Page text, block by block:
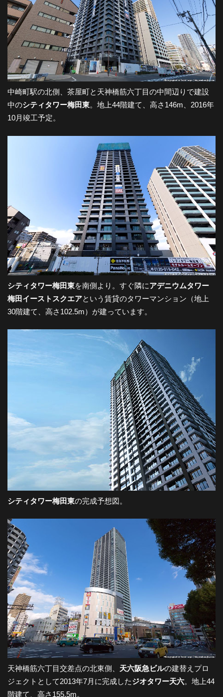
中崎町駅の北側、茶屋町と天神橋筋六丁目の中間辺りで建設
中のシティタワー梅田東。地上44階建て、高さ146m、2016年
10月竣工予定。
シティタワー梅田東を南側より。すぐ隣にアデニウムタワー
梅田イーストスクエアという賃貸のタワーマンション（地上
30階建て、高さ102.5m）が建っています。
シティタワー梅田東の完成予想図。
天神橋筋六丁目交差点の北東側、 天六阪急ビルの建替えプロ
ジェクトとして2013年7月に完成したジオタワー天六。地上44
階建て、高さ155.5m。